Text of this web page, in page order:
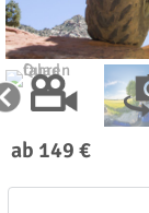
ab 149 €